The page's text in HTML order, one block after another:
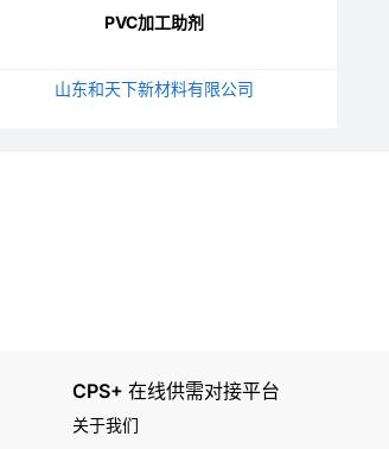
PVC加工助剂
山东和天下新材料有限公司
CPS+ 在线供需对接平台
关于我们